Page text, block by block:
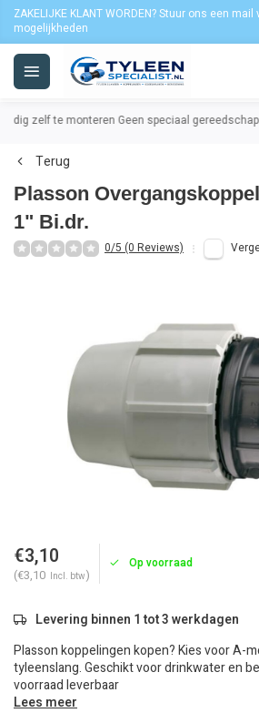
ZAKELIJKE KLANT WORDEN? Stuur ons een mail
mogelijkheden
zelf te monteren Geen speciaal
Terug
Plasson
1" Bi.dr.
0/5 (0 Reviews)
€3,10
(€3,10 Incl. btw)
Op voorraad
Levering binnen 1 tot 3 werkdagen
Plasson koppelingen kopen? Kies voor A-
tyleenslang. Geschikt voor drinkwater en
voorraad leverbaar
Lees meer